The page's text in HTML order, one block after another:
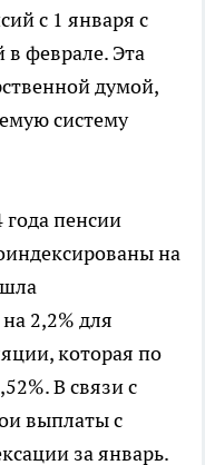
с 1 января с
феврале. Эта
думой,
систему
пенсии
на
2,2% для
которая по
В связи с
выплаты с
за январь.